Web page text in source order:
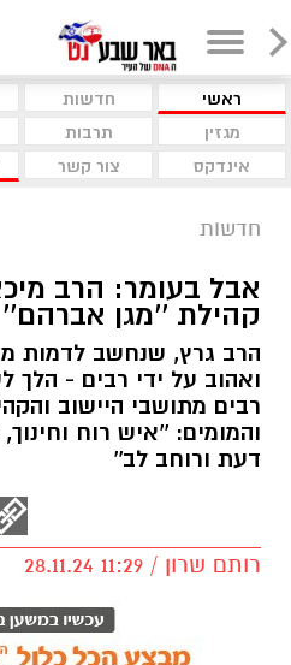
ראשי חדשות
מגזין
תרבות
אינדקס
צור קשר
חדשות
אבל בעומר: הרב
קהילת ''מגן אברהם''
הרב גרץ, שנחשב לדמות
רבים מתושבי היישוב
והמומים: ''איש רוח
דעת ורוחב לב''
רותם שרון / 11:29 28.11.24